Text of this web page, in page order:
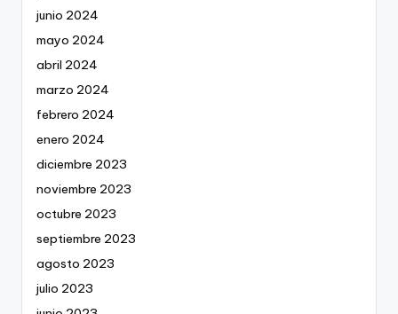
junio 2024
mayo 2024
abril 2024
marzo 2024
febrero 2024
enero 2024
diciembre 2023
noviembre 2023
octubre 2023
septiembre 2023
agosto 2023
julio 2023